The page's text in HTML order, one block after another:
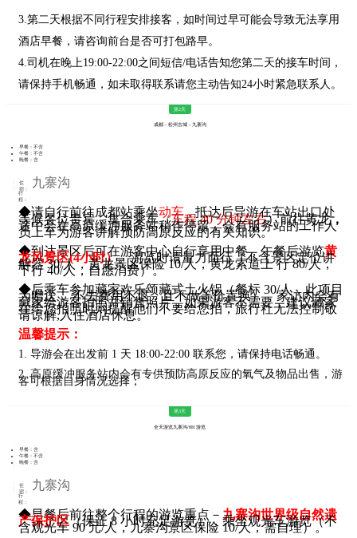
3.第二天根据不同行程安排接客，如时间过早可能会导致无法享用
酒店早餐，请咨询前台是否可打包路早。
4.司机在晚上19:00-22:00之间短信/电话告知您第二天的接车时间，
请保持手机畅通，如未取得联系请您主动告知24小时紧急联系人。
第2天
成都 - 松州古城 - 九寨沟
早餐：不含
午餐：不含
晚餐：含
住
宿：
九寨沟
行
程：
◆请自行前往成都站乘坐动车，抵达后导游在车站出口处
等候各位贵宾，集合乘车（车程 40 分钟左右）前往黄龙，
途中会在高原缓冲服务站稍作停留，会有服务站的工作人
员上车为游客讲解预防高原反应的有关知识。
◆到达景区后可在游客中心自行享用中餐，午餐后游览黄
龙风景区(4小时）。游览时请量力而行（不含景区定位讲
解器 30/人，黄龙景区保险 10/人，黄龙索道上 行 80/人，
下行 40/人，自愿消费）。
◆后乘车参加藏家欢乐颂藏式土火锅（餐标 30/人，此项目
为赠送， 不去费用不退，且不做等价置换），家访内会有
藏家给游客拍照并销售照片，如果游客不需要，建议藏家
在给您拍照时则提醒他们不要给您拍，旅行社无法控制敬
请谅解,入住酒店休息。
温馨提示：
1. 导游会在出发前 1 天 18:00-22:00 联系您，请保持电话畅通。
2.高原缓冲服务站内会有专供预防高原反应的氧气及物品出售，游
客可根据自身情况选择 ；
第3天
全天游览九寨沟/8H 游览
早餐：含
午餐：不含
晚餐：含
住
宿：
九寨沟
行
程：
◆早餐后前往整个行程的游览重点－九寨沟世界级自然遗
产保护区（保证 8 小时充足游览），乘坐观光车游览（不
含观光车 90 元/人，九寨沟景区保险 10/人，需自理）。